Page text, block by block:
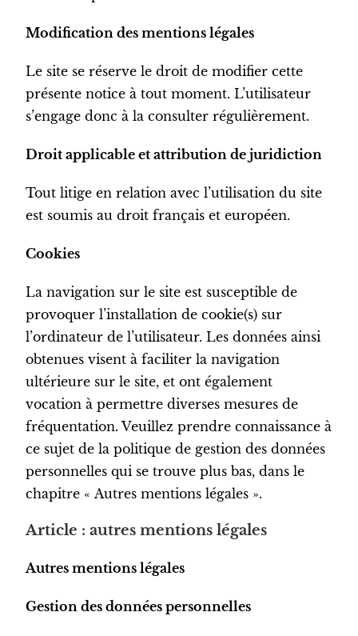
Modification des mentions légales
Le site se réserve le droit de modifier cette
présente notice à tout moment. L’utilisateur
s’engage donc à la consulter régulièrement.
Droit applicable et attribution de juridiction
Tout litige en relation avec l’utilisation du site
est soumis au droit français et européen.
Cookies
La navigation sur le site est susceptible de
provoquer l’installation de cookie(s) sur
l’ordinateur de l’utilisateur. Les données ainsi
obtenues visent à faciliter la navigation
ultérieure sur le site, et ont également
vocation à permettre diverses mesures de
fréquentation. Veuillez prendre connaissance à
ce sujet de la politique de gestion des données
personnelles qui se trouve plus bas, dans le
chapitre « Autres mentions légales ».
Article : autres mentions légales
Autres mentions légales
Gestion des données personnelles